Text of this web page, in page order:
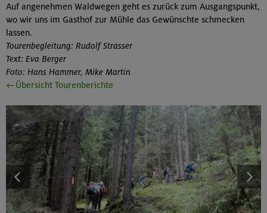
Auf angenehmen Waldwegen geht es zurück zum Ausgangspunkt,
wo wir uns im Gasthof zur Mühle das Gewünschte schmecken
lassen.
Tourenbegleitung: Rudolf Strasser
Text: Eva Berger
Foto: Hans Hammer, Mike Martin
←Übersicht Tourenberichte